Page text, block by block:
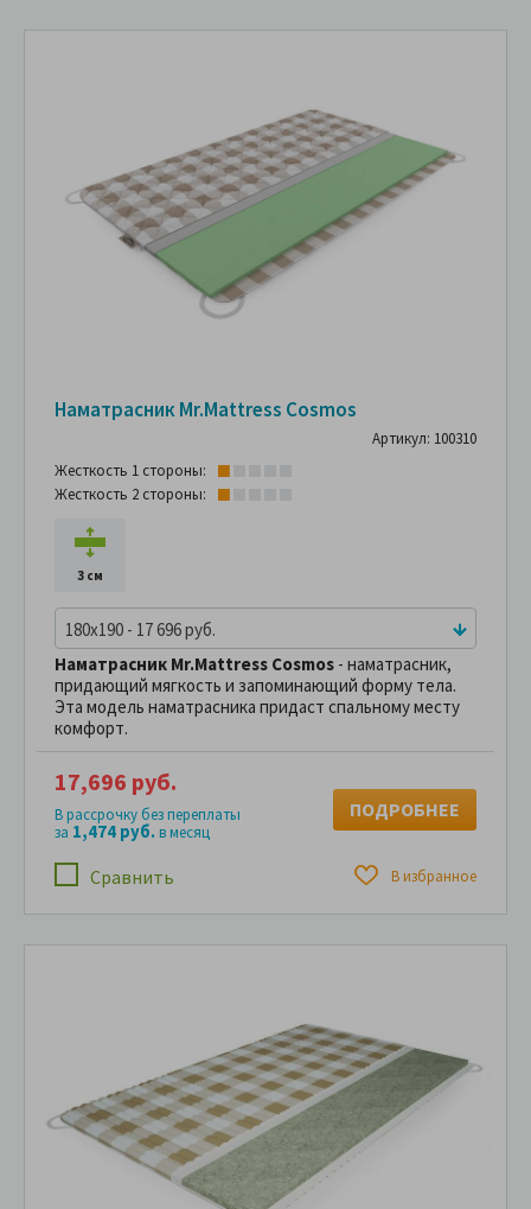
Наматрасник Mr.Mattress Cosmos
Артикул: 100310
Жесткость 1 стороны:
Жесткость 2 стороны:
3 см
180x190 - 17 696 руб.
Наматрасник Mr.Mattress Cosmos - наматрасник,
придающий мягкость и запоминающий форму тела.
Эта модель наматрасника придаст спальному месту
комфорт.
Сравнить В избранное
17,696 руб.
В рассрочку без переплаты
за 1,474 руб.в месяц
ПОДРОБНЕЕ